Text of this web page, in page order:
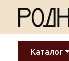
Каталог